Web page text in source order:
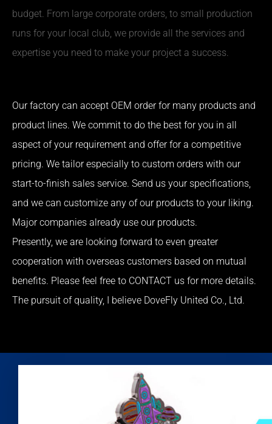
budget. From large corporate orders, to small production
runs for your local club, we provide all the services and
expertise you need to make your project a success.
Our factory can accept OEM order for many products and
product lines. We commit to do the best for you in all
aspect of your requirement and offer for a competitive
pricing. We tailor especially to custom orders with our
start-to-finish sales service. Send us your specifications,
and we can customize any of our products to your liking.
Major companies already use our products.
Presently, we are looking forward to even greater
cooperation with overseas customers based on mutual
benefits. Please feel free to CONTACT us for more details.
The pursuit of quality, I believe DoveFly United Co., Ltd.